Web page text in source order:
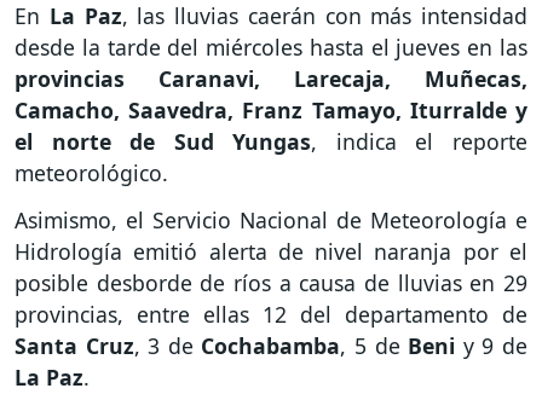
En La Paz, las lluvias caerán con más intensidad
desde la tarde del miércoles hasta el jueves en las
provincias Caranavi, Larecaja, Muñecas,
Camacho, Saavedra, Franz Tamayo, Iturralde y
el norte de Sud Yungas, indica el reporte
meteorológico.
Asimismo, el Servicio Nacional de Meteorología e
Hidrología emitió alerta de nivel naranja por el
posible desborde de ríos a causa de lluvias en 29
provincias, entre ellas 12 del departamento de
Santa Cruz, 3 de Cochabamba, 5 de Beni y 9 de
La Paz.